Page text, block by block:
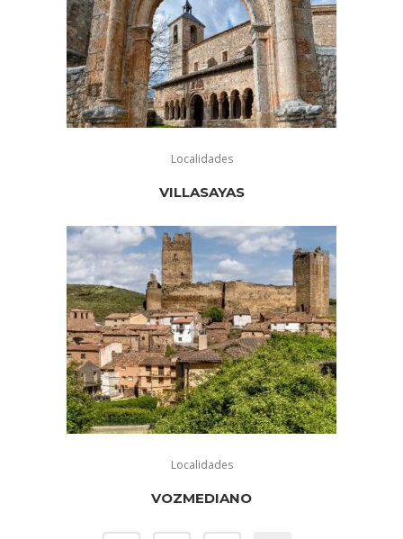
Localidades
VILLASAYAS
Localidades
VOZMEDIANO